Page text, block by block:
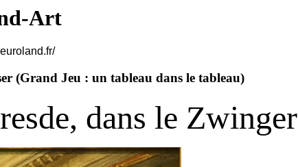
Art
(Grand Jeu : un tableau dans le tableau)
dans le Zwinger